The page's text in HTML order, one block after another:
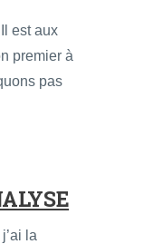
est aux
premier à
pas
la